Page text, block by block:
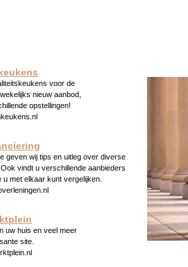
voor de
nieuw aanbod,
opstellingen!
geven wij tips en uitleg over diverse
vindt u verschillende aanbieders
u met elkaar kunt vergelijken.
uw huis en veel meer
site.